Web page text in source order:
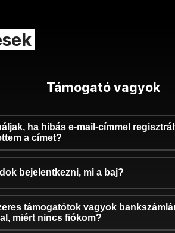
Támogató vagyok
ha hibás e-mail-címmel
a címet?
bejelentkezni, mi a baj?
támogatótok vagyok
miért nincs fiókom?